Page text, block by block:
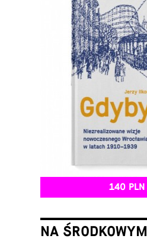
140 PLN
NA